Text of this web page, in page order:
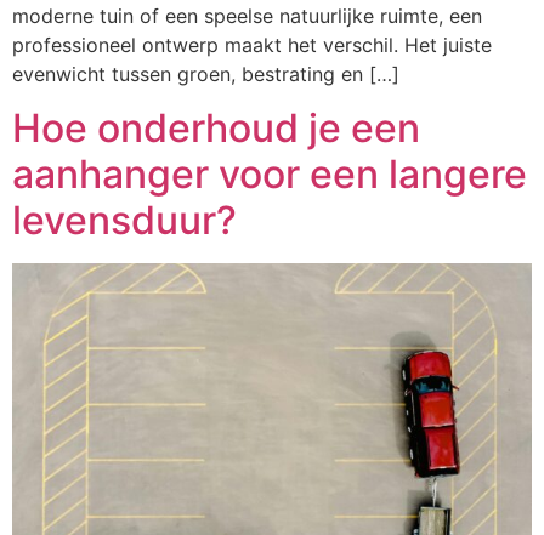
moderne tuin of een speelse natuurlijke ruimte, een
professioneel ontwerp maakt het verschil. Het juiste
evenwicht tussen groen, bestrating en […]
Hoe onderhoud je een
aanhanger voor een langere
levensduur?